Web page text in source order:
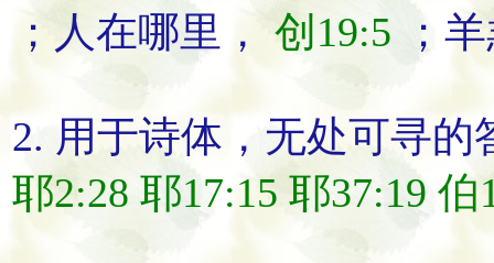
； 人在哪里 ， 创19:5 ；
2. 用于诗体，无处可寻
耶2:28 耶17:15 耶37:19 伯